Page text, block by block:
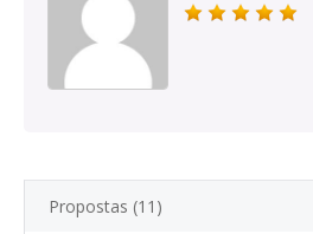
Propostas (11)